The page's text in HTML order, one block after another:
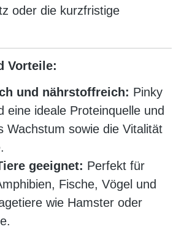
oder die kurzfristige
Vorteile:
und nährstoffreich: Pinky
eine ideale Proteinquelle und
Wachstum sowie die Vitalität
geeignet: Perfekt für
Fische, Vögel und
wie Hamster oder